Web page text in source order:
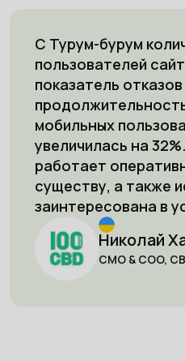
С Турум-бурум
пользователей
показатель
мобильных
увеличилась на
работает
существу, а также
заинтересована в
Николай
CMO & COO,